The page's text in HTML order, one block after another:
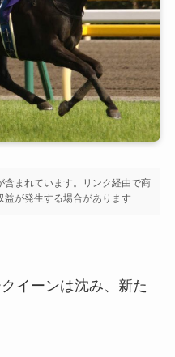
まれています。リンク経由で商
が発生する場合があります
イーンは沈み、新た